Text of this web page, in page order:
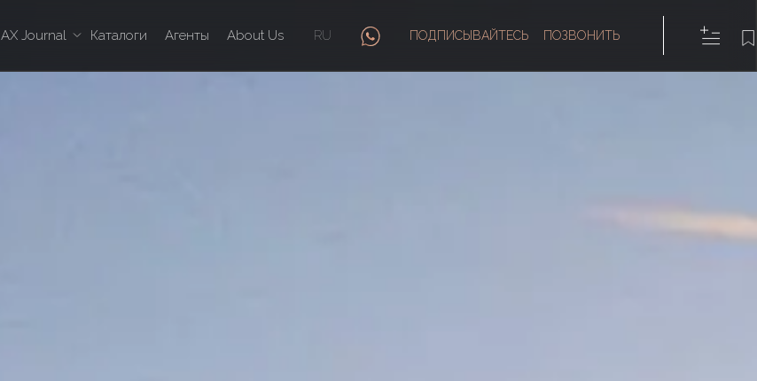
AX Journal Каталоги Агенты About Us RU ПОДПИСЫВАЙТЕСЬ ПОЗВОНИТЬ